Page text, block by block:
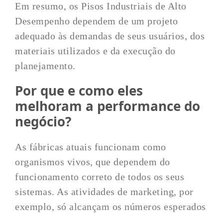
Em resumo, os Pisos Industriais de Alto
Desempenho dependem de um projeto
adequado às demandas de seus usuários, dos
materiais utilizados e da execução do
planejamento.
Por que e como eles
melhoram a performance do
negócio?
As fábricas atuais funcionam como
organismos vivos, que dependem do
funcionamento correto de todos os seus
sistemas. As atividades de marketing, por
exemplo, só alcançam os números esperados